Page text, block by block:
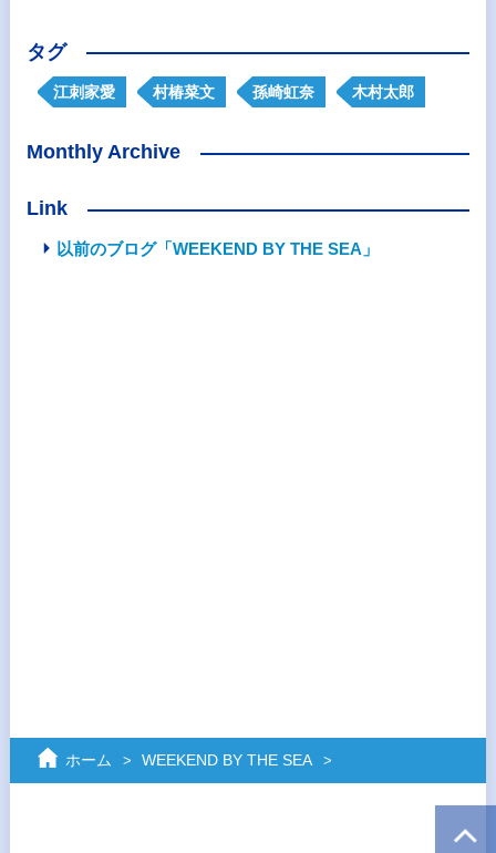
タグ
江刺家愛 村椿菜文 孫崎虹奈 木村太郎
Monthly Archive
Link
以前のブログ「WEEKEND BY THE SEA」
ホーム WEEKEND BY THE SEA